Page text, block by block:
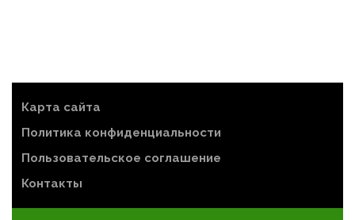
Карта сайта
Политика конфиденциальности
Пользовательское соглашение
Контакты